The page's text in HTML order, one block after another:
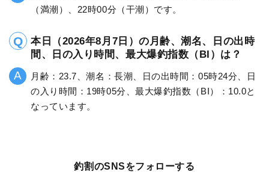
（満潮）、22時00分（干潮）です。
本日（2026年8月7日）の月齢、潮名、日の出時
間、日の入り時間、最大爆釣指数（BI）は？
月齢：23.7、潮名：長潮、日の出時間：05時24分、日
の入り時間：19時05分、最大爆釣指数（BI）：10.0と
なっています。
釣割のSNSをフォローする